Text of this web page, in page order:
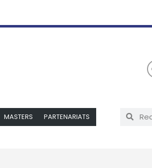
MASTERS PARTENARIATS